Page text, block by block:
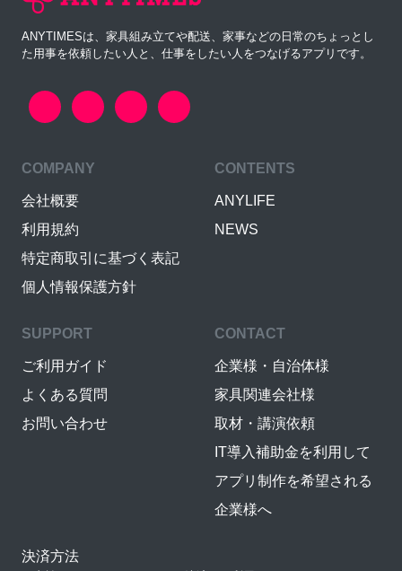
ANYTIMESは、家具組み立てや配送、家事などの日常のちょっとし
た用事を依頼したい人と、仕事をしたい人をつなげるアプリです。
COMPANY
会社概要
利用規約
特定商取引に基づく表記
個人情報保護方針
CONTENTS
ANYLIFE
NEWS
SUPPORT
ご利用ガイド
よくある質問
お問い合わせ
CONTACT
企業様・自治体様
家具関連会社様
取材・講演依頼
IT導入補助金を利用して
アプリ制作を希望される
企業様へ
決済方法